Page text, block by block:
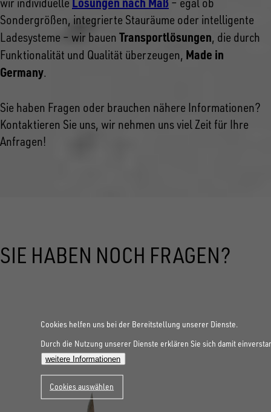
Sondergrößen, integrierte Stauräume oder intelligente
Ladesysteme – wir bauen Transportlösungen, die durch
Funktionalität und Qualität überzeugen, Made in
Germany.
Sie haben Fragen oder brauchen nähere Informationen?
Kontaktieren Sie uns, wir nehmen uns viel Zeit für Ihre
Anfragen!
SIE HABEN NOCH FRAGEN?
Cookies helfen uns bei der Bereitstellung unserer Dienste.
Durch die Nutzung unserer Dienste erklären Sie sich damit
weitere Informationen
Cookies auswählen